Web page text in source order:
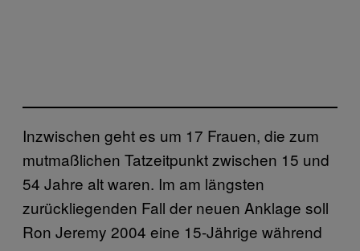
Inzwischen geht es um 17 Frauen, die zum
mutmaßlichen Tatzeitpunkt zwischen 15 und
54 Jahre alt waren. Im am längsten
zurückliegenden Fall der neuen Anklage soll
Ron Jeremy 2004 eine 15-Jährige während